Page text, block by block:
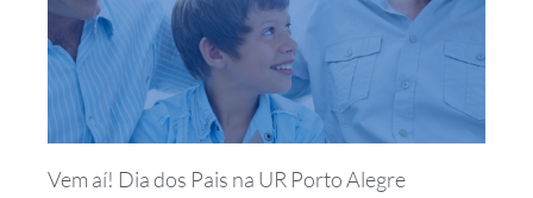
Vem aí! Dia dos Pais na UR Porto Alegre